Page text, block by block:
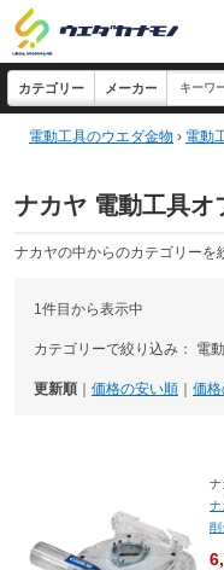
電動工具のウエダ金物 › 電動
ナカヤ 電動工具オ
ナカヤの中からのカテゴリーを
1件目から表示中
カテゴリーで絞り込み： 電
更新順 価格の安い順 価
ナ
削